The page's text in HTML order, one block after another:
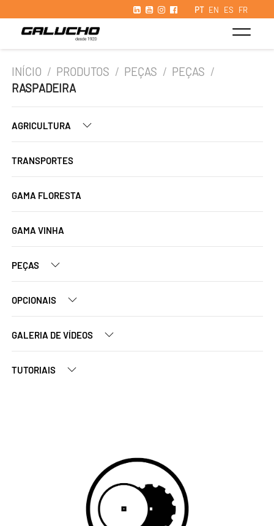
PT EN ES FR
INÍCIO / PRODUTOS / PEÇAS / PEÇAS /
RASPADEIRA
AGRICULTURA
TRANSPORTES
GAMA FLORESTA
GAMA VINHA
PEÇAS
OPCIONAIS
GALERIA DE VÍDEOS
TUTORIAIS